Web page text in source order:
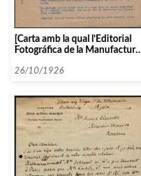
[Carta amb la qual l’Editorial
Fotográfica de la Manufactura
Fotográficos s’ofereix a
artistes amb els programes de
concert]
26/10/1926